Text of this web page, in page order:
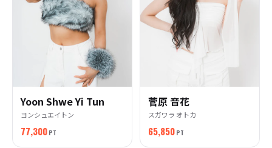
Yoon Shwe Yi Tun
ヨンシュエイトン
77,300 PT
菅原 音花
スガワラ オトカ
65,850 PT